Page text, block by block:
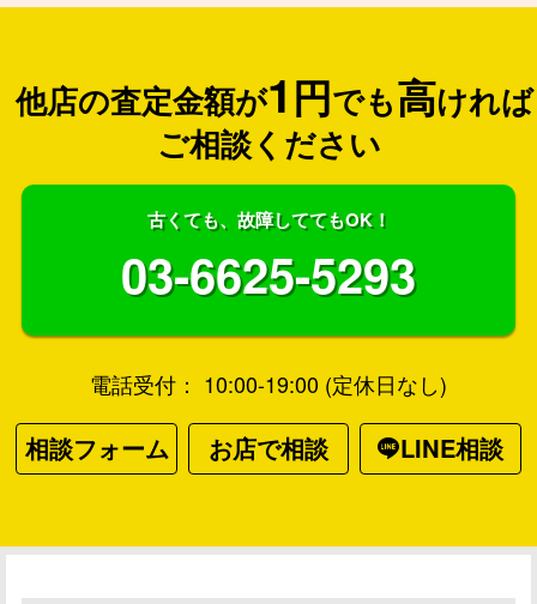
他店の査定金額が1円でも高ければ
ご相談ください
古くても、故障しててもOK！
03-6625-5293
電話受付： 10:00-19:00 (定休日なし)
相談フォーム お店で相談 LINE相談